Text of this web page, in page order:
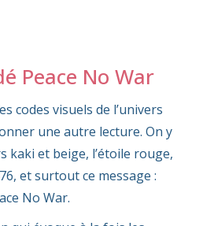
Peace No War
codes visuels de l’univers
une autre lecture. On y
kaki et beige, l’étoile rouge,
et surtout ce message :
No War.